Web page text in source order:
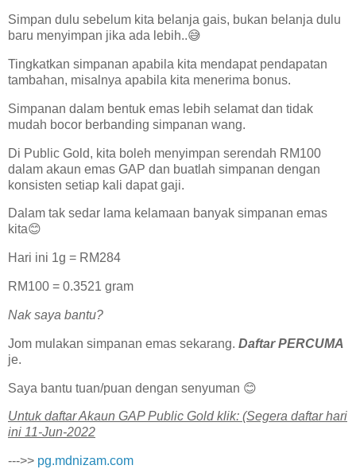
Simpan dulu sebelum kita belanja gais, bukan belanja dulu
baru menyimpan jika ada lebih..😅
Tingkatkan simpanan apabila kita mendapat pendapatan
tambahan, misalnya apabila kita menerima bonus.
Simpanan dalam bentuk emas lebih selamat dan tidak
mudah bocor berbanding simpanan wang.
Di Public Gold, kita boleh menyimpan serendah RM100
dalam akaun emas GAP dan buatlah simpanan dengan
konsisten setiap kali dapat gaji.
Dalam tak sedar lama kelamaan banyak simpanan emas
kita😊
Hari ini 1g = RM284
RM100 = 0.3521 gram
Nak saya bantu?
Jom mulakan simpanan emas sekarang. Daftar PERCUMA
je.
Saya bantu tuan/puan dengan senyuman 😊
U͏n͏t͏u͏k͏ d͏a͏f͏t͏a͏r͏ A͏k͏a͏u͏n͏ G͏A͏P͏ P͏u͏b͏l͏i͏c͏ G͏o͏l͏d͏ k͏l͏i͏k͏: (Segera daftar hari
ini 11-Jun-2022
--->> pg.mdnizam.com